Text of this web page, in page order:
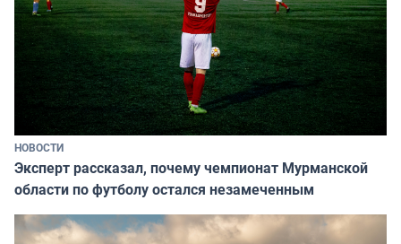
НОВОСТИ
Эксперт рассказал, почему чемпионат Мурманской
области по футболу остался незамеченным